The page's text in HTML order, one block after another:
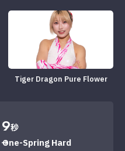
Tiger Dragon Pure Flower
秒
One-Spring Hard